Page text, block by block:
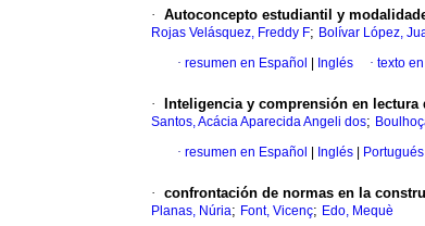
· Autoconcepto estudiantil y
Rojas Velásquez, Freddy F; Bolívar López,
· resumen en Español Inglés · texto
· Inteligencia y comprensión en
Santos, Acácia Aparecida Angeli dos;
· resumen en Español Inglés Portugués
· confrontación de normas en la
Planas, Núria; Font, Vicenç; Edo, Mequè